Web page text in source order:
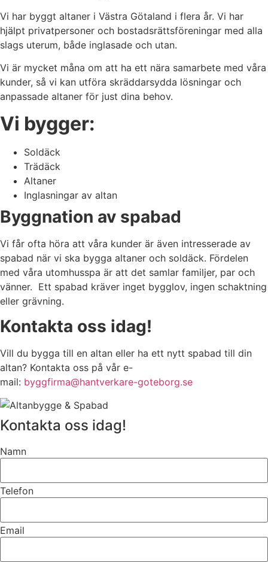
Vi har byggt altaner i Västra Götaland i flera år. Vi har
hjälpt privatpersoner och bostadsrättsföreningar med alla
slags uterum, både inglasade och utan.
Vi är mycket måna om att ha ett nära samarbete med våra
kunder, så vi kan utföra skräddarsydda lösningar och
anpassade altaner för just dina behov.
Vi bygger:
Soldäck
Trädäck
Altaner
Inglasningar av altan
Byggnation av spabad
Vi får ofta höra att våra kunder är även intresserade av
spabad när vi ska bygga altaner och soldäck. Fördelen
med våra utomhusspa är att det samlar familjer, par och
vänner. Ett spabad kräver inget bygglov, ingen schaktning
eller grävning.
Kontakta oss idag!
Vill du bygga till en altan eller ha ett nytt spabad till din
altan? Kontakta oss på vår e-
mail: byggfirma@hantverkare-goteborg.se
Kontakta oss idag!
Namn
Telefon
Email